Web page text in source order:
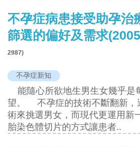
不孕症病患接受助孕治
篩選的偏好及需求
2987)
不孕症新知
能隨心所欲地生男生女幾乎是
望。 不孕症的技術不斷翻新，
術來挑選男女，而現代更運用新
胎染色體切片的方式讓患者..